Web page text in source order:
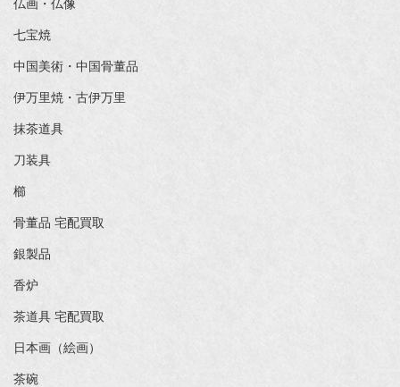
仏画・仏像
七宝焼
中国美術・中国骨董品
伊万里焼・古伊万里
抹茶道具
刀装具
櫛
骨董品 宅配買取
銀製品
香炉
茶道具 宅配買取
日本画（絵画）
茶碗